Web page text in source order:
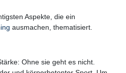
Aspekte, die ein
ausmachen, thematisiert.
Ohne sie geht es nicht.